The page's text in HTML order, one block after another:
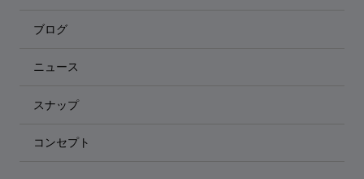
ブログ
ニュース
スナップ
コンセプト